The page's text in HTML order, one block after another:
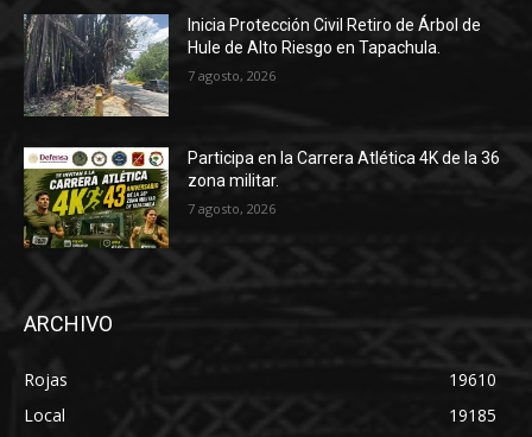
Inicia Protección Civil Retiro de Árbol de
Hule de Alto Riesgo en Tapachula.
7 agosto, 2026
Participa en la Carrera Atlética 4K de la 36
zona militar.
7 agosto, 2026
ARCHIVO
Rojas
19610
Local
19185